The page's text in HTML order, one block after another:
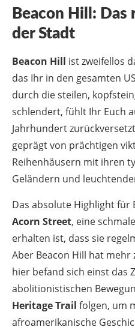
Beacon Hill:
der Stadt
Beacon Hill ist zweifellos
das Ihr in den gesamten
durch die steilen,
schlendert, fühlt Ihr Euch
Jahrhundert
geprägt von prächtigen
Reihenhäusern mit ihren
Geländern und
Das absolute Highlight für
Acorn Street, eine
erhalten ist, dass sie
Aber Beacon Hill hat
hier befand sich einst das
abolitionistischen
Heritage Trail folgen, um
afroamerikanische